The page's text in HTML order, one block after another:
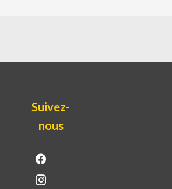
Suivez-
nous